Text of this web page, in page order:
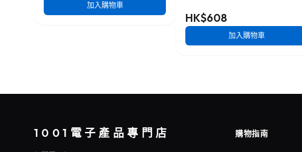
加入購物車
HK$608
加入購物車
1001電子產品專門店 購物指南